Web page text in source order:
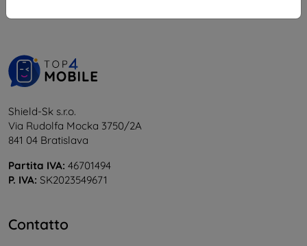
Shield-Sk s.r.o.
Via Rudolfa Mocka 3750/2A
841 04 Bratislava
Partita IVA: 46701494
P. IVA: SK2023549671
Contatto